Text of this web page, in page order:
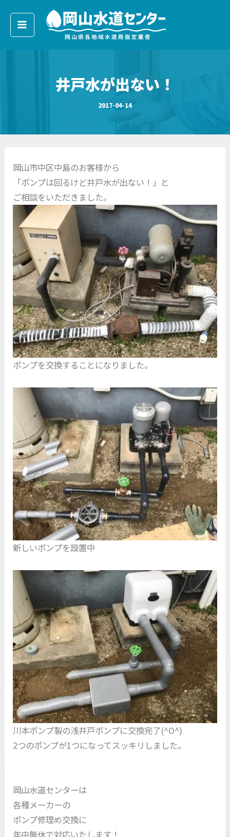
井戸水が出ない！
2017-04-14
岡山市中区中島のお客様から
「ポンプは回るけど井戸水が出ない！」と
ご相談をいただきました。
ポンプを交換することになりました。
新しいポンプを設置中
川本ポンプ製の浅井戸ポンプに交換完了(^O^)
2つのポンプが1つになってスッキリしました。
岡山水道センターは
各種メーカーの
ポンプ修理め交換に
年中無休で対応いたします！
ー
カ
イ